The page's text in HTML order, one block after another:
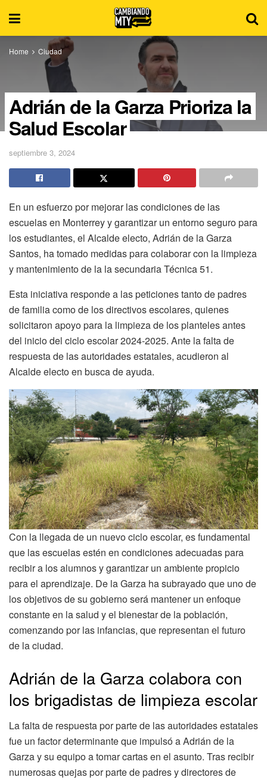
Home Ciudad
Adrián de la Garza Prioriza la
Salud Escolar
septiembre 3, 2024
En un esfuerzo por mejorar las condiciones de las
escuelas en Monterrey y garantizar un entorno seguro para
los estudiantes, el Alcalde electo, Adrián de la Garza
Santos, ha tomado medidas para colaborar con la limpieza
y mantenimiento de la la secundaria Técnica 51.
Esta iniciativa responde a las peticiones tanto de padres
de familia como de los directivos escolares, quienes
solicitaron apoyo para la limpieza de los planteles antes
del inicio del ciclo escolar 2024-2025. Ante la falta de
respuesta de las autoridades estatales, acudieron al
Alcalde electo en busca de ayuda.
Con la llegada de un nuevo ciclo escolar, es fundamental
que las escuelas estén en condiciones adecuadas para
recibir a los alumnos y garantizar un ambiente propicio
para el aprendizaje. De la Garza ha subrayado que uno de
los objetivos de su gobierno será mantener un enfoque
constante en la salud y el bienestar de la población,
comenzando por las infancias, que representan el futuro
de la ciudad.
Adrián de la Garza colabora con
los brigadistas de limpieza escolar
La falta de respuesta por parte de las autoridades estatales
fue un factor determinante que impulsó a Adrián de la
Garza y su equipo a tomar cartas en el asunto. Tras recibir
numerosas quejas por parte de padres y directores de